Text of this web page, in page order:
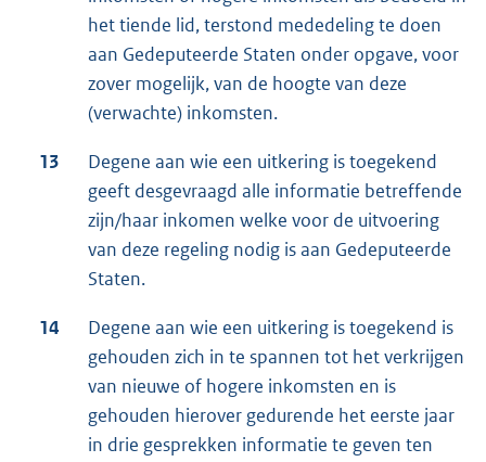
het tiende lid, terstond mededeling te doen
aan Gedeputeerde Staten onder opgave, voor
zover mogelijk, van de hoogte van deze
(verwachte) inkomsten.
13
Degene aan wie een uitkering is toegekend
geeft desgevraagd alle informatie betreffende
zijn/haar inkomen welke voor de uitvoering
van deze regeling nodig is aan Gedeputeerde
Staten.
14
Degene aan wie een uitkering is toegekend is
gehouden zich in te spannen tot het verkrijgen
van nieuwe of hogere inkomsten en is
gehouden hierover gedurende het eerste jaar
in drie gesprekken informatie te geven ten